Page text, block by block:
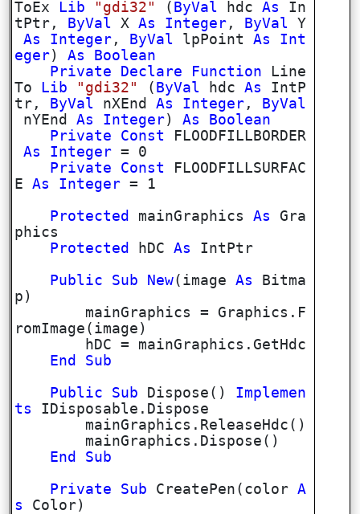
ToEx Lib "gdi32" ( ByVal hdcAs
In
tPtr,
ByVal XAs Integer , ByVal Y
As
Integer , ByVal lpPointAs
Int
eger)As
Boolean
Private
Declare Function Line
To
Lib "gdi32" ( ByVal hdcAs
IntP
tr,
ByVal nXEndAs Integer ,
ByVal
nYEndAs Integer)As
Boolean
Private
Const
FLOODFILLBORDER
As
Integer = 0
Private
Const
FLOODFILLSURFAC
EAs Integer = 1
Protected
mainGraphicsAs
Gra
phics
Protected
hDCAs
IntPtr
Public
Sub New(imageAs
Bitma
p)
mainGraphics = Graphics.F
romImage(image)
hDC = mainGraphics.GetHdc
End
Sub
Public
Sub Dispose() Implemen
ts
IDisposable.Dispose
mainGraphics.ReleaseHdc()
mainGraphics.Dispose()
End
Sub
Private
Sub CreatePen(colorA
s
Color)